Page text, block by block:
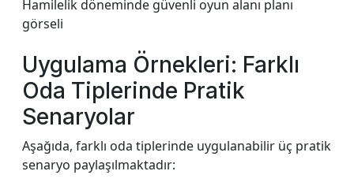
Hamilelik döneminde güvenli oyun alanı planı
görseli
Uygulama Örnekleri: Farklı
Oda Tiplerinde Pratik
Senaryolar
Aşağıda, farklı oda tiplerinde uygulanabilir üç pratik
senaryo paylaşılmaktadır: